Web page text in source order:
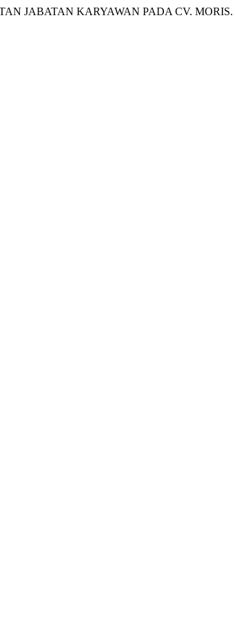
JABATAN KARYAWAN PADA CV. MORIS.